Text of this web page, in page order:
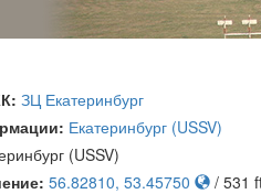
ЗЦ Екатеринбург
Екатеринбург (USSV)
(USSV)
56.82810, 53.45750 / 531